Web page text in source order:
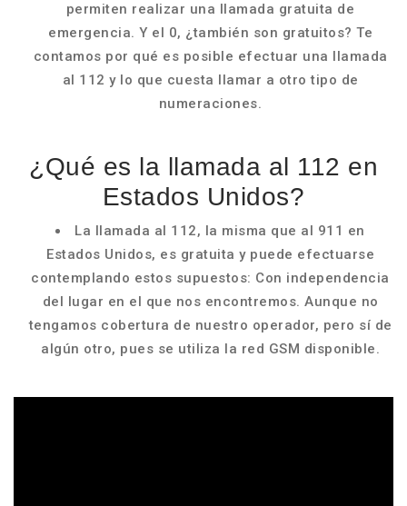
permiten realizar una llamada gratuita de
emergencia. Y el 0, ¿también son gratuitos? Te
contamos por qué es posible efectuar una llamada
al 112 y lo que cuesta llamar a otro tipo de
numeraciones.
¿Qué es la llamada al 112 en
Estados Unidos?
La llamada al 112, la misma que al 911 en
Estados Unidos, es gratuita y puede efectuarse
contemplando estos supuestos: Con independencia
del lugar en el que nos encontremos. Aunque no
tengamos cobertura de nuestro operador, pero sí de
algún otro, pues se utiliza la red GSM disponible.